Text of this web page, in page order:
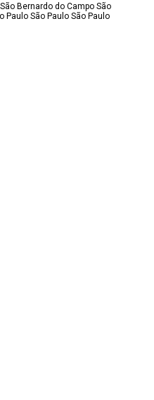
São Bernardo do Campo São
Paulo São Paulo São Paulo